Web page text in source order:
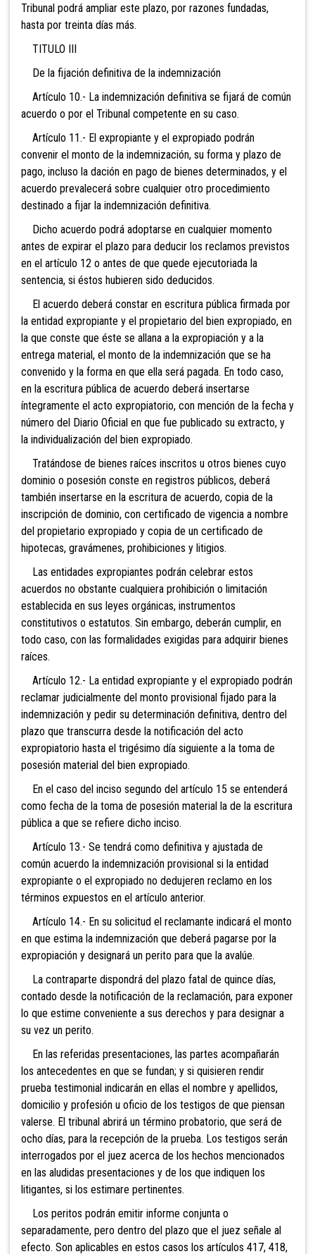
Tribunal podrá ampliar este plazo, por razones fundadas,
hasta por treinta días más.
TITULO III
De la fijación definitiva de la indemnización
Artículo 10.- La indemnización definitiva se fijará de común
acuerdo o por el Tribunal competente en su caso.
Artículo 11.- El expropiante y el expropiado podrán
convenir el monto de la indemnización, su forma y plazo de
pago, incluso la dación en pago de bienes determinados, y el
acuerdo prevalecerá sobre cualquier otro procedimiento
destinado a fijar la indemnización definitiva.
Dicho acuerdo podrá adoptarse en cualquier momento
antes de expirar el plazo para deducir los reclamos previstos
en el artículo 12 o antes de que quede ejecutoriada la
sentencia, si éstos hubieren sido deducidos.
El acuerdo deberá constar en escritura pública firmada por
la entidad expropiante y el propietario del bien expropiado, en
la que conste que éste se allana a la expropiación y a la
entrega material, el monto de la indemnización que se ha
convenido y la forma en que ella será pagada. En todo caso,
en la escritura pública de acuerdo deberá insertarse
íntegramente el acto expropiatorio, con mención de la fecha y
número del Diario Oficial en que fue publicado su extracto, y
la individualización del bien expropiado.
Tratándose de bienes raíces inscritos u otros bienes cuyo
dominio o posesión conste en registros públicos, deberá
también insertarse en la escritura de acuerdo, copia de la
inscripción de dominio, con certificado de vigencia a nombre
del propietario expropiado y copia de un certificado de
hipotecas, gravámenes, prohibiciones y litigios.
Las entidades expropiantes podrán celebrar estos
acuerdos no obstante cualquiera prohibición o limitación
establecida en sus leyes orgánicas, instrumentos
constitutivos o estatutos. Sin embargo, deberán cumplir, en
todo caso, con las formalidades exigidas para adquirir bienes
raíces.
Artículo 12.- La entidad expropiante y el expropiado podrán
reclamar judicialmente del monto provisional fijado para la
indemnización y pedir su determinación definitiva, dentro del
plazo que transcurra desde la notificación del acto
expropiatorio hasta el trigésimo día siguiente a la toma de
posesión material del bien expropiado.
En el caso del inciso segundo del artículo 15 se entenderá
como fecha de la toma de posesión material la de la escritura
pública a que se refiere dicho inciso.
Artículo 13.- Se tendrá como definitiva y ajustada de
común acuerdo la indemnización provisional si la entidad
expropiante o el expropiado no dedujeren reclamo en los
términos expuestos en el artículo anterior.
Artículo 14.- En su solicitud el reclamante indicará el monto
en que estima la indemnización que deberá pagarse por la
expropiación y designará un perito para que la avalúe.
La contraparte dispondrá del plazo fatal de quince días,
contado desde la notificación de la reclamación, para exponer
lo que estime conveniente a sus derechos y para designar a
su vez un perito.
En las referidas presentaciones, las partes acompañarán
los antecedentes en que se fundan; y si quisieren rendir
prueba testimonial indicarán en ellas el nombre y apellidos,
domicilio y profesión u oficio de los testigos de que piensan
valerse. El tribunal abrirá un término probatorio, que será de
ocho días, para la recepción de la prueba. Los testigos serán
interrogados por el juez acerca de los hechos mencionados
en las aludidas presentaciones y de los que indiquen los
litigantes, si los estimare pertinentes.
Los peritos podrán emitir informe conjunta o
separadamente, pero dentro del plazo que el juez señale al
efecto. Son aplicables en estos casos los artículos 417, 418,